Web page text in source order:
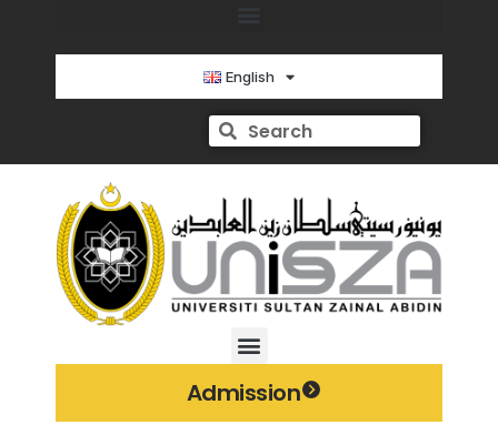
English
Admission